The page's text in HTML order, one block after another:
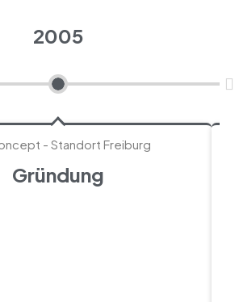
2005
Gründung